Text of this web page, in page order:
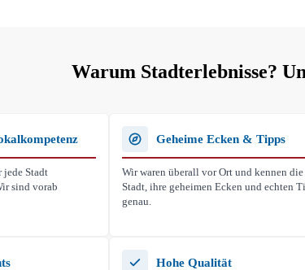
Warum Stadterlebnisse?
jede Stadt
sind vorab
Geheime Ecken & Tipps
Wir waren überall vor Ort und kennen die
Stadt, ihre geheimen Ecken und echten
genau.
Hohe Qualität